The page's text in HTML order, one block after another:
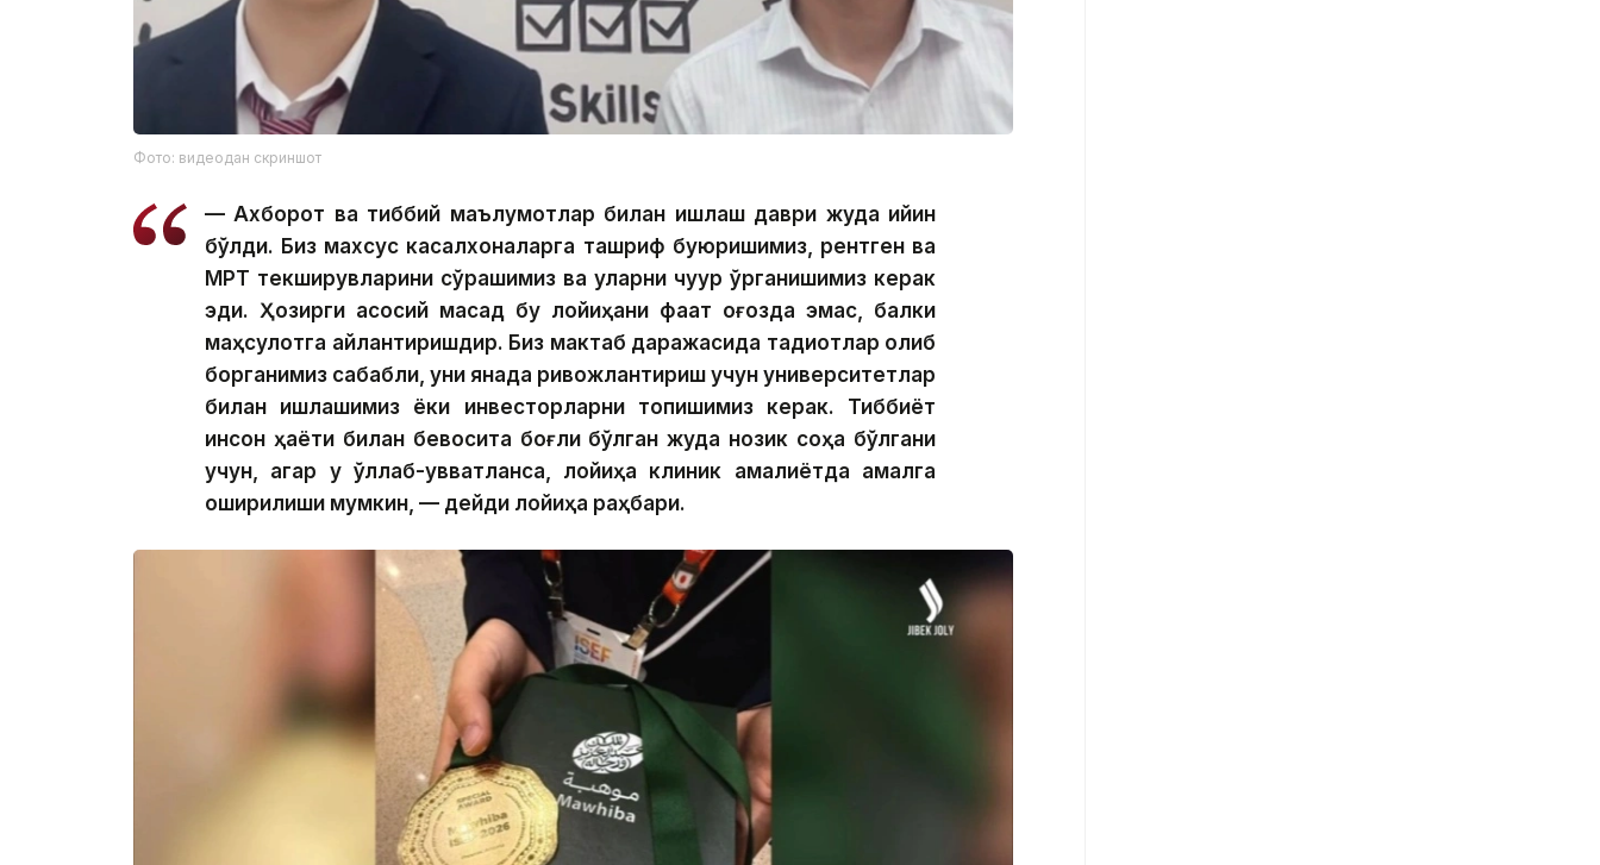
Фото: видеодан скриншот
— Ахборот ва тиббий маълумотлар билан ишлаш даври жуда қийин
бўлди. Биз махсус касалхоналарга ташриф буюришимиз, рентген ва
МРТ текширувларини сўрашимиз ва уларни чуқур ўрганишимиз керак
эди. Ҳозирги асосий мақсад бу лойиҳани фақат қоғозда эмас, балки
маҳсулотга айлантиришдир. Биз мактаб даражасида тадқиқотлар олиб
борганимиз сабабли, уни янада ривожлантириш учун университетлар
билан ишлашимиз ёки инвесторларни топишимиз керак. Тиббиёт
инсон ҳаёти билан бевосита боғлиқ бўлган жуда нозик соҳа бўлгани
учун, агар у қўллаб-қувватланса, лойиҳа клиник амалиётда амалга
оширилиши мумкин, — дейди лойиҳа раҳбари.